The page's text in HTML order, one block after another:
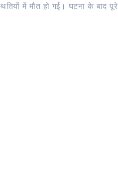
में मौत हो गई। घटना के बाद पूरे